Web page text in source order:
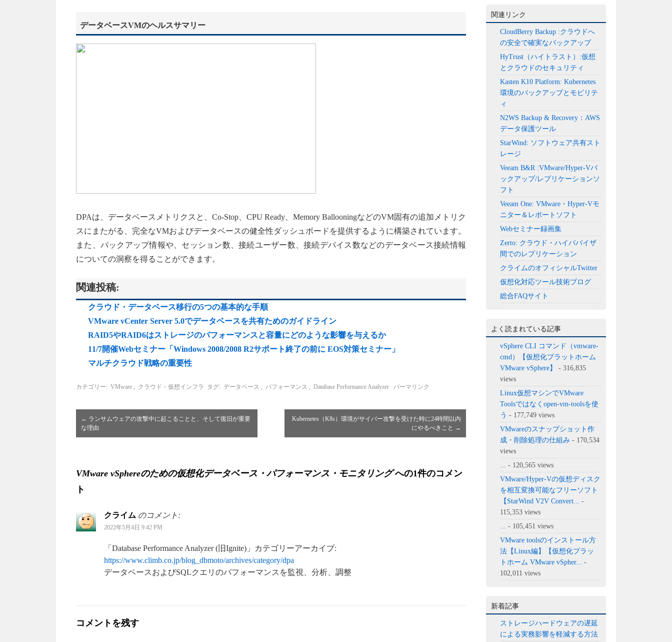
データベースVMのヘルスサマリー
DPAは、データベースメトリクスと、Co-Stop、CPU Ready、Memory BallooningなどのVM固有の追加メトリク
スにまたがる、完全なVMおよびデータベースの健全性ダッシュボードを提供するように構築されています。
また、バックアップ情報や、セッション数、接続ユーザー数、接続デバイス数などのデータベース接続情報
についての洞察を得ることができます。
関連投稿:
クラウド・データベース移行の5つの基本的な手順
VMware vCenter Server 5.0でデータベースを共有ためのガイドライン
RAID5やRAID6はストレージのパフォーマンスと容量にどのような影響を与えるか
11/7開催Webセミナー「Windows 2008/2008 R2サポート終了の前に EOS対策セミナー」
マルチクラウド戦略の重要性
カテゴリー: VMware クラウド・仮想インフラ タグ: データベース パフォーマンス Database Performance Analyzer パーマリンク
← ランサムウェアの攻撃中に起こることと、そして復旧が重要
な理由
Kubernetes（K8s）環境がサイバー攻撃を受けた時に24時間以内
にやるべきこと →
VMware vSphereのための仮想化データベース・パフォーマンス・モニタリングへの1件のコメン
ト
クライム のコメント:
2022年5月4日 9:42 PM
「Database Performance Analyzer (旧Ignite)」カテゴリーアーカイブ:
https://www.climb.co.jp/blog_dbmoto/archives/category/dpa
データベースおよびSQLクエリのパフォーマンスを監視、分析、調整
コメントを残す
関連リンク
CloudBerry Backup :クラウドへ
の安全で確実なバックアップ
HyTrust（ハイトラスト）:仮想
とクラウドのセキュリティ
Kasten K10 Platform: Kubernetes
環境のバックアップとモビリテ
ィ
N2WS Backup & Recovery：AWS
データ保護ツール
StarWind: ソフトウェア共有スト
レージ
Veeam B&R :VMware/Hyper-Vバ
ックアップ/レプリケーションソ
フト
Veeam One: VMware・Hyper-Vモ
ニター＆レポートソフト
Webセミナー録画集
Zerto: クラウド・ハイパバイザ
間でのレプリケーション
クライムのオフィシャルTwitter
仮想化対応ツール技術ブログ
総合FAQサイト
よく読まれている記事
vSphere CLI コマンド（vmware-
cmd）【仮想化プラットホーム
VMware vSphere】
- 316,835
views
Linux仮想マシンでVMware
Toolsではなくopen-vm-toolsを使
う - 177,749 views
VMwareのスナップショット作
成・削除処理の仕組み - 170,534
views
- 120,565 views
VMware/Hyper-Vの仮想ディスク
を相互変換可能なフリーソフト
【StarWind V2V Convert...
-
115,353 views
- 105,451 views
VMware toolsのインストール方
法【Linux編】【仮想化プラッ
トホーム VMware vSpher...
-
102,011 views
新着記事
ストレージハードウェアの遅延
による実務影響を軽減する方法